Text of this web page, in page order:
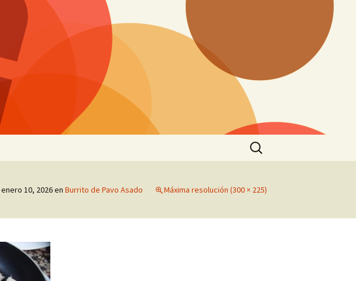
Buscar:
enero 10, 2026en Burrito de Pavo Asado Máxima resolución (300 × 225)